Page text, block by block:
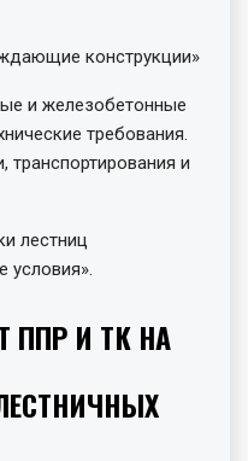
конструкции»
и железобетонные
требования.
транспортирования и
лестниц
условия».
ППР И ТК НА